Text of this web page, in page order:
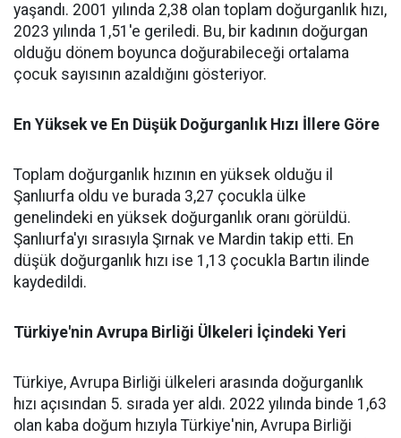
yaşandı. 2001 yılında 2,38 olan toplam doğurganlık hızı,
2023 yılında 1,51'e geriledi. Bu, bir kadının doğurgan
olduğu dönem boyunca doğurabileceği ortalama
çocuk sayısının azaldığını gösteriyor.
En Yüksek ve En Düşük Doğurganlık Hızı İllere Göre
Toplam doğurganlık hızının en yüksek olduğu il
Şanlıurfa oldu ve burada 3,27 çocukla ülke
genelindeki en yüksek doğurganlık oranı görüldü.
Şanlıurfa'yı sırasıyla Şırnak ve Mardin takip etti. En
düşük doğurganlık hızı ise 1,13 çocukla Bartın ilinde
kaydedildi.
Türkiye'nin Avrupa Birliği Ülkeleri İçindeki Yeri
Türkiye, Avrupa Birliği ülkeleri arasında doğurganlık
hızı açısından 5. sırada yer aldı. 2022 yılında binde 1,63
olan kaba doğum hızıyla Türkiye'nin, Avrupa Birliği